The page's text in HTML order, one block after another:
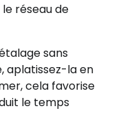
réseau de
sans
aplatissez-la en
cela favorise
le temps